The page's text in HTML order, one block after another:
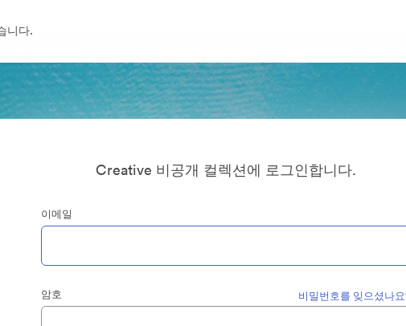
니다.
Creative 비공개 컬렉션에 로그인합니다.
이메일
암호 비밀번호를 잊으셨나